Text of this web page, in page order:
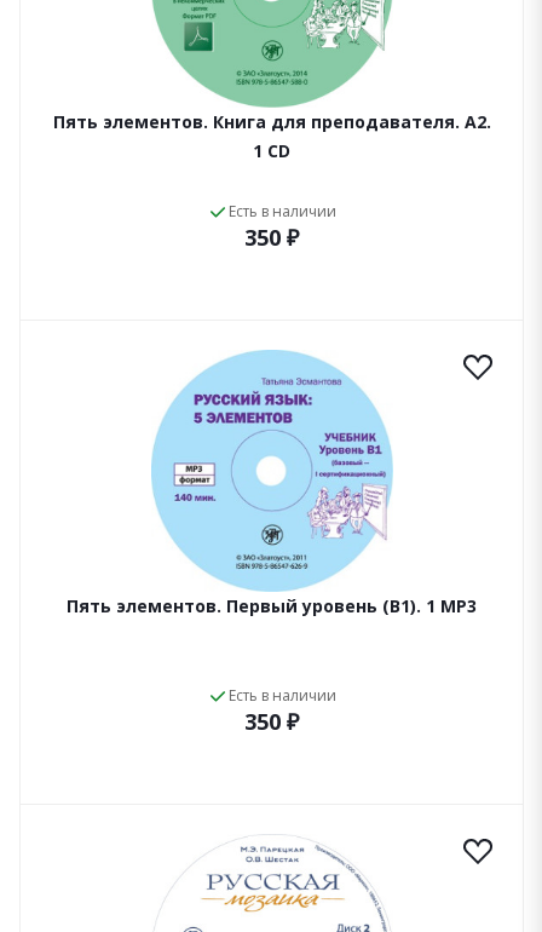
Пять элементов. Книга для преподавателя. А2.
1 CD
Есть в наличии
350 ₽
Пять элементов. Первый уровень (В1). 1 МР3
Есть в наличии
350 ₽